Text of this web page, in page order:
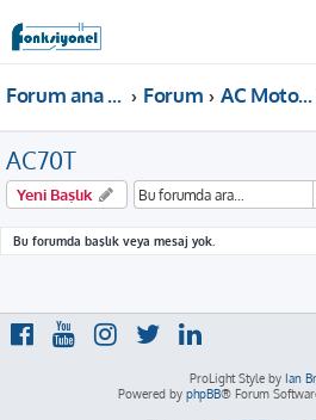
Forum ana sayfa Forum AC Motor Sürücü
AC70T
Yeni Başlık
Bu forumda başlık veya mesaj yok.
ProLight Style by Ian
Powered by phpBB® Forum